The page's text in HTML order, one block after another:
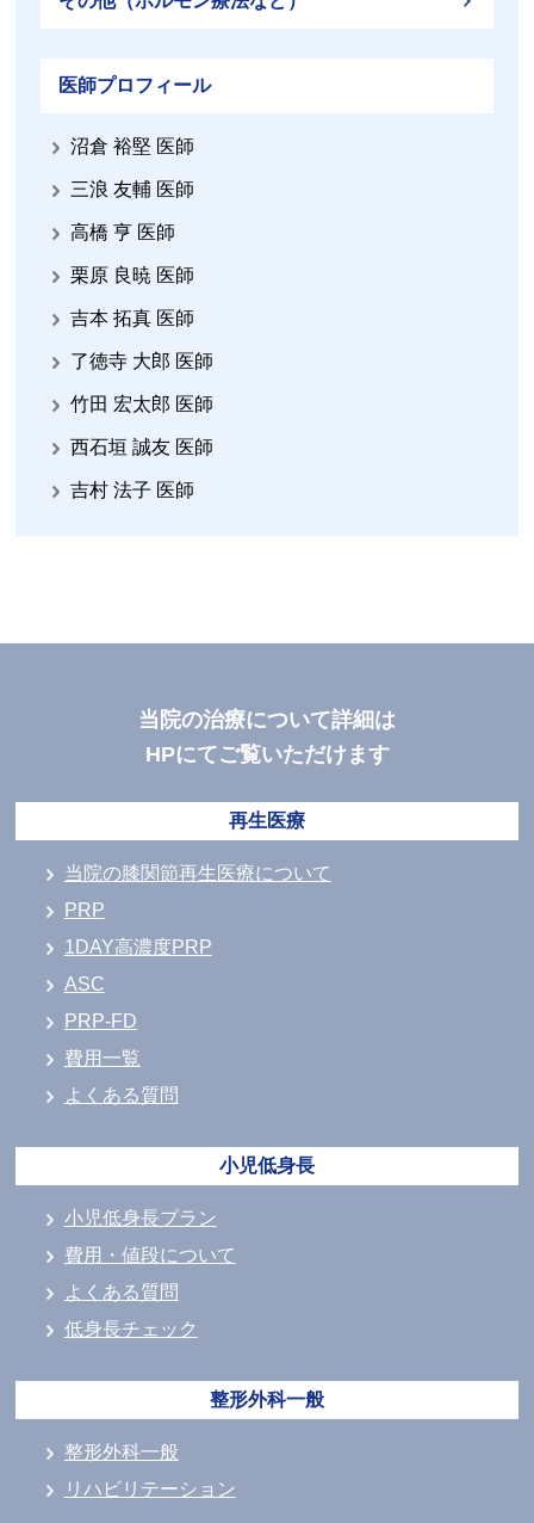
医師プロフィール
沼倉 裕堅 医師
三浪 友輔 医師
高橋 亨 医師
栗原 良暁 医師
吉本 拓真 医師
了徳寺 大郎 医師
竹田 宏太郎 医師
西石垣 誠友 医師
吉村 法子 医師
当院の治療について詳細は
HPにてご覧いただけます
再生医療
当院の膝関節再生医療について
PRP
1DAY高濃度PRP
ASC
PRP-FD
費用一覧
よくある質問
小児低身長
小児低身長プラン
費用・値段について
よくある質問
低身長チェック
整形外科一般
整形外科一般
リハビリテーション